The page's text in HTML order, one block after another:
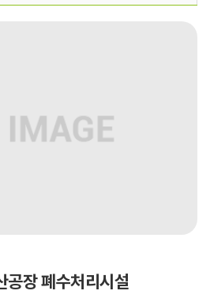
공장 폐수처리시설